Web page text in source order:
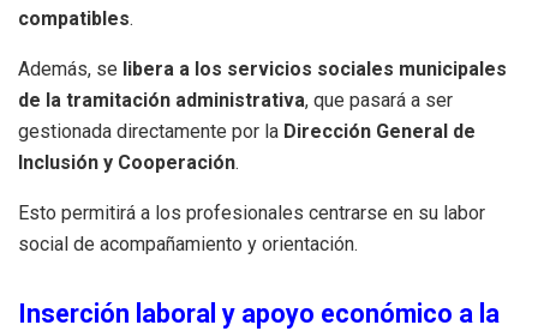
compatibles.
Además, se libera a los servicios sociales municipales
de la tramitación administrativa, que pasará a ser
gestionada directamente por la Dirección General de
Inclusión y Cooperación.
Esto permitirá a los profesionales centrarse en su labor
social de acompañamiento y orientación.
Inserción laboral y apoyo económico a la